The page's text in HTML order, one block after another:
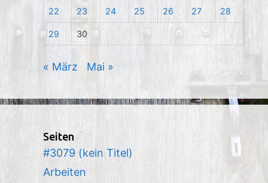
22 23 24 25 26 27 28
29 30
« März Mai »
Seiten
#3079 (kein Titel)
Arbeiten